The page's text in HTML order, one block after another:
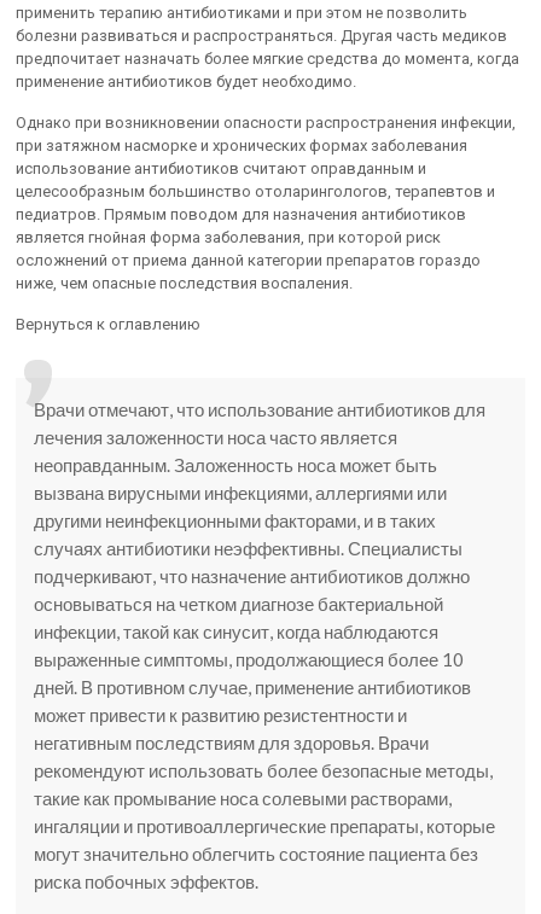
применить терапию антибиотиками и при этом не позволить
болезни развиваться и распространяться. Другая часть медиков
предпочитает назначать более мягкие средства до момента, когда
применение антибиотиков будет необходимо.
Однако при возникновении опасности распространения инфекции,
при затяжном насморке и хронических формах заболевания
использование антибиотиков считают оправданным и
целесообразным большинство отоларингологов, терапевтов и
педиатров. Прямым поводом для назначения антибиотиков
является гнойная форма заболевания, при которой риск
осложнений от приема данной категории препаратов гораздо
ниже, чем опасные последствия воспаления.
Вернуться к оглавлению
Врачи отмечают, что использование антибиотиков для
лечения заложенности носа часто является
неоправданным. Заложенность носа может быть
вызвана вирусными инфекциями, аллергиями или
другими неинфекционными факторами, и в таких
случаях антибиотики неэффективны. Специалисты
подчеркивают, что назначение антибиотиков должно
основываться на четком диагнозе бактериальной
инфекции, такой как синусит, когда наблюдаются
выраженные симптомы, продолжающиеся более 10
дней. В противном случае, применение антибиотиков
может привести к развитию резистентности и
негативным последствиям для здоровья. Врачи
рекомендуют использовать более безопасные методы,
такие как промывание носа солевыми растворами,
ингаляции и противоаллергические препараты, которые
могут значительно облегчить состояние пациента без
риска побочных эффектов.